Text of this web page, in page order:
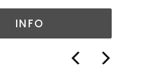
INFO